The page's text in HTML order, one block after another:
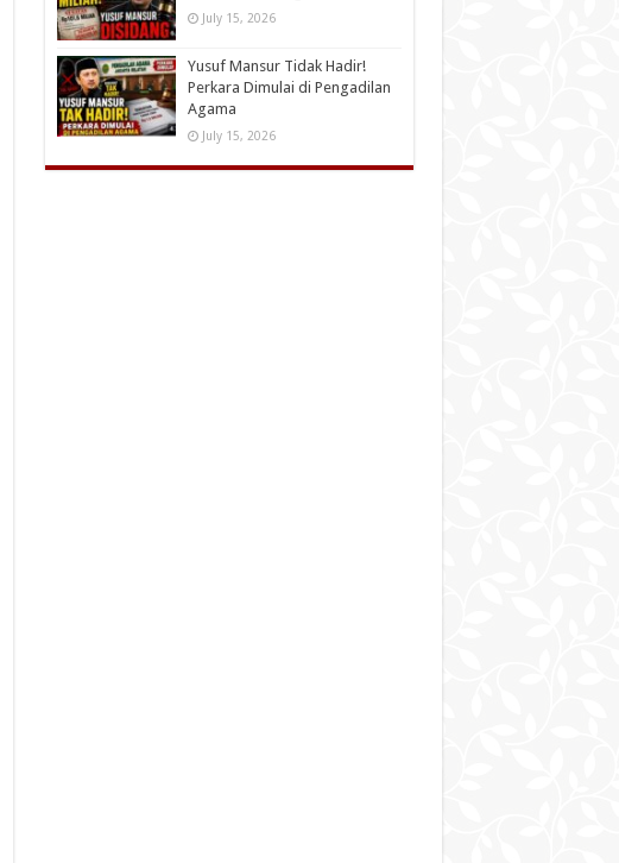
July 15, 2026
Yusuf Mansur Tidak Hadir!
Perkara Dimulai di Pengadilan
Agama
July 15, 2026